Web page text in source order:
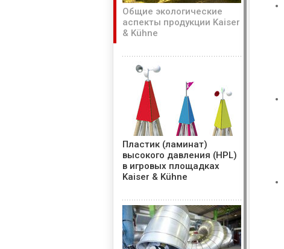
Общие экологические
аспекты продукции Kaiser
& Kühne
Пластик (ламинат)
высокого давления (HPL)
в игровых площадках
Kaiser & Kühne